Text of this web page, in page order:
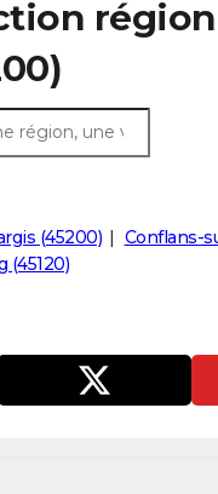
(45200)
Conflans-
(45120)